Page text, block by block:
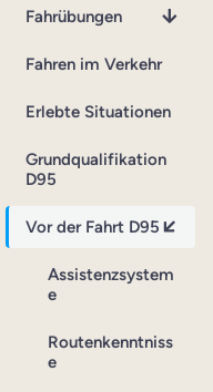
Fahrübungen
Fahren im Verkehr
Erlebte Situationen
Grundqualifikation
D95
Vor der Fahrt D95
Assistenzsystem
e
Routenkenntniss
e